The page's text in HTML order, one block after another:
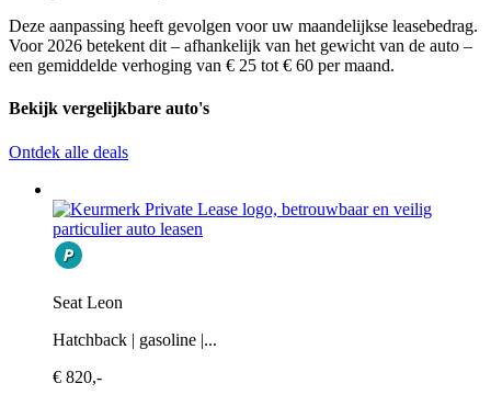
Deze aanpassing heeft gevolgen voor uw maandelijkse leasebedrag.
Voor 2026 betekent dit – afhankelijk van het gewicht van de auto –
een gemiddelde verhoging van € 25 tot € 60 per maand.
Bekijk vergelijkbare auto's
Ontdek alle deals
Seat Leon
Hatchback | gasoline |...
€ 820,-